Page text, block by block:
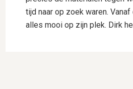
tijd naar op zoek waren.
alles mooi op zijn plek. Dirk heeft ons